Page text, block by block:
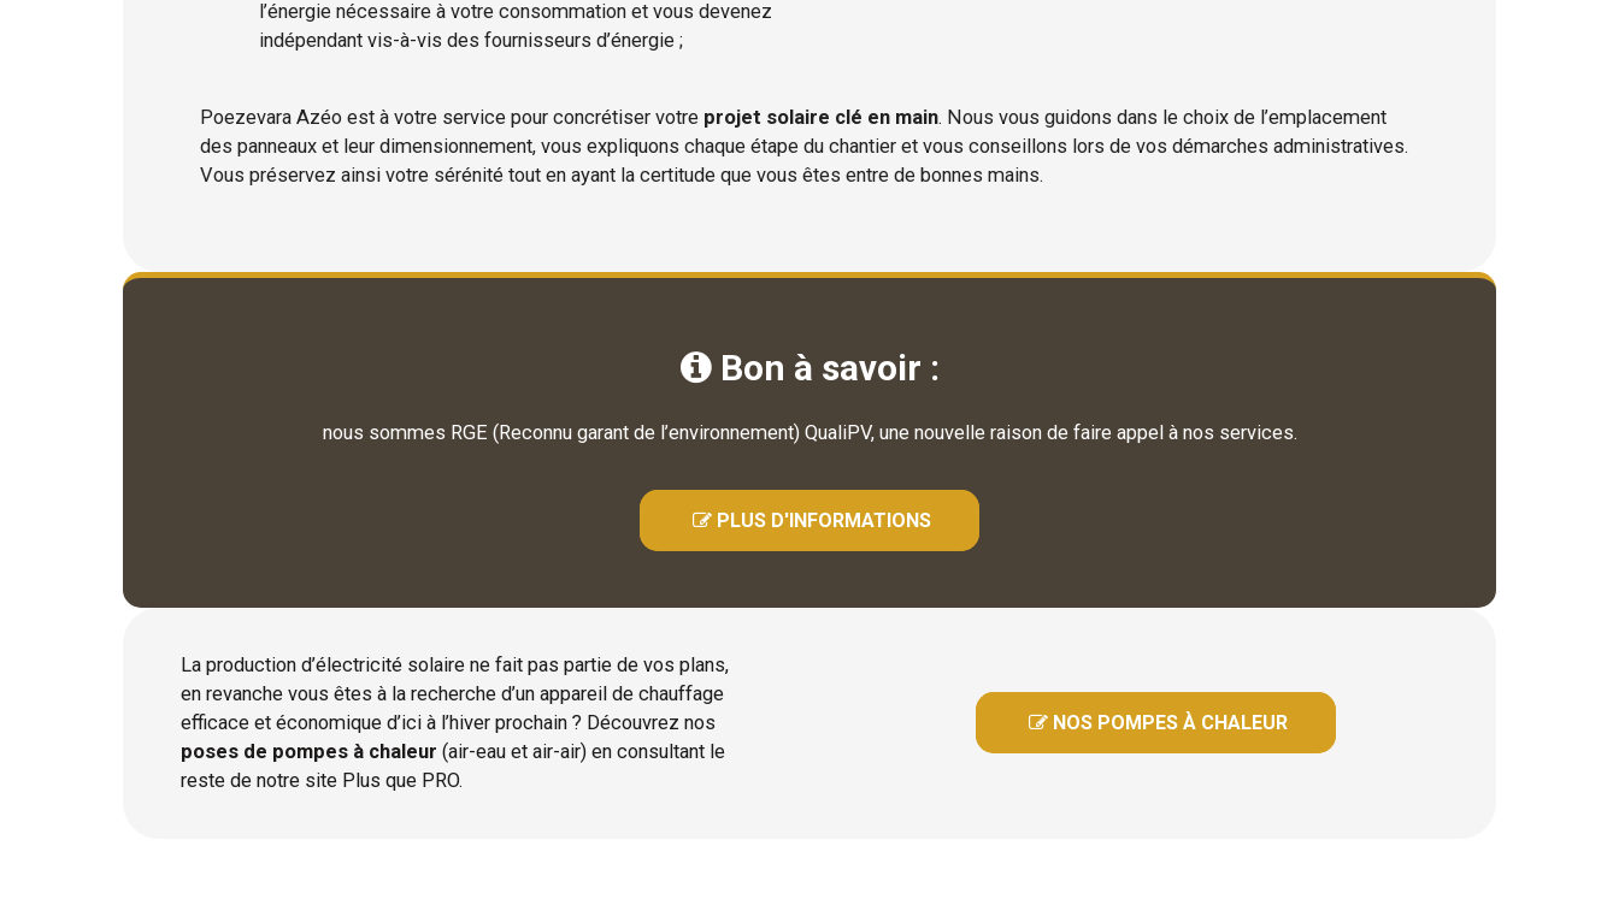
l’énergie nécessaire à votre consommation et vous devenez
indépendant vis-à-vis des fournisseurs d’énergie ;
Poezevara Azéo est à votre service pour concrétiser votre projet solaire clé en main. Nous vous guidons dans le choix de l’emplacement
des panneaux et leur dimensionnement, vous expliquons chaque étape du chantier et vous conseillons lors de vos démarches administratives.
Vous préservez ainsi votre sérénité tout en ayant la certitude que vous êtes entre de bonnes mains.
Bon à savoir :
nous sommes RGE (Reconnu garant de l’environnement) QualiPV, une nouvelle raison de faire appel à nos services.
 PLUS D'INFORMATIONS
La production d’électricité solaire ne fait pas partie de vos plans,
en revanche vous êtes à la recherche d’un appareil de chauffage
efficace et économique d’ici à l’hiver prochain ? Découvrez nos
poses de pompes à chaleur (air-eau et air-air) en consultant le
reste de notre site Plus que PRO.
 NOS POMPES À CHALEUR